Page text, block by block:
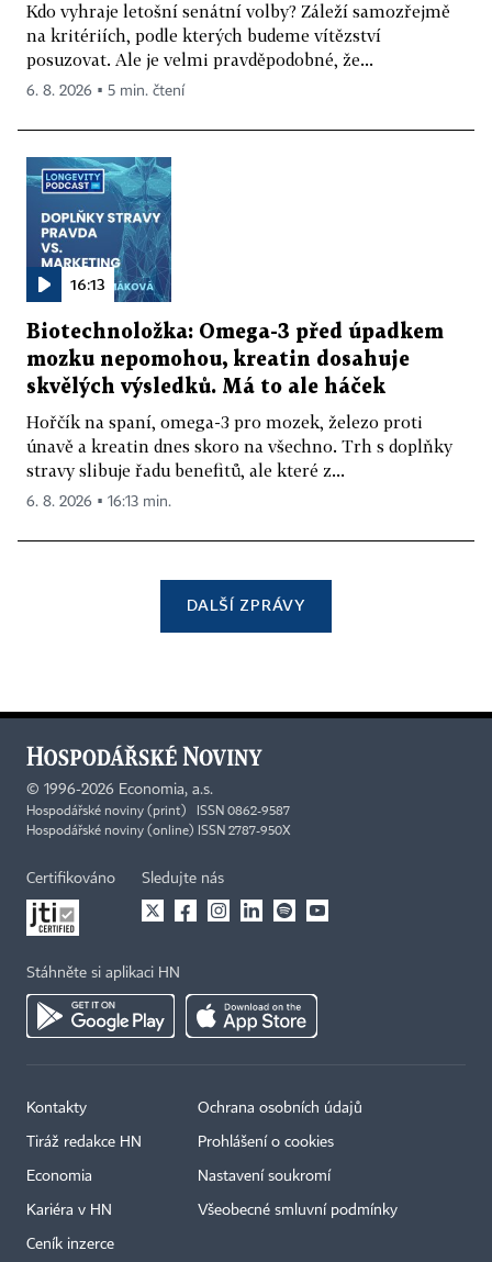
Kdo vyhraje letošní senátní volby? Záleží samozřejmě
na kritériích, podle kterých budeme vítězství
posuzovat. Ale je velmi pravděpodobné, že...
6. 8. 2026 ▪ 5 min. čtení
16:13
Biotechnoložka: Omega-3 před úpadkem
mozku nepomohou, kreatin dosahuje
skvělých výsledků. Má to ale háček
Hořčík na spaní, omega-3 pro mozek, železo proti
únavě a kreatin dnes skoro na všechno. Trh s doplňky
stravy slibuje řadu benefitů, ale které z...
6. 8. 2026 ▪ 16:13 min.
DALŠÍ ZPRÁVY
© 1996-2026 Economia, a.s.
Hospodářské noviny (print) ISSN 0862-9587
Hospodářské noviny (online) ISSN 2787-950X
Certifikováno Sledujte nás
Stáhněte si aplikaci HN
Kontakty
Tiráž redakce HN
Economia
Kariéra v HN
Ceník inzerce
Ochrana osobních údajů
Prohlášení o cookies
Nastavení soukromí
Všeobecné smluvní podmínky